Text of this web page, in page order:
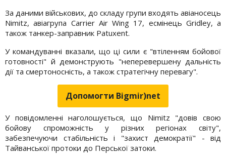
За даними військових, до складу групи входять авіаносець
Nimitz, авіагрупа Carrier Air Wing 17, есмінець Gridley, а
також танкер-заправник Patuxent.
У командуванні вказали, що ці сили є "втіленням бойової
готовності" й демонструють "неперевершену дальність
дії та смертоносність, а також стратегічну перевагу".
Допомогти Bigmir)net
У повідомленні наголошується, що Nimitz "довів свою
бойову спроможність у різних регіонах світу",
забезпечуючи стабільність і "захист демократії" - від
Тайванської протоки до Перської затоки.